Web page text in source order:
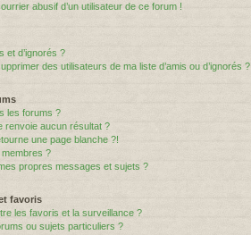
abusif d’un utilisateur de ce forum !
et d’ignorés ?
des utilisateurs de ma liste d’amis ou d’ignorés ?
les forums ?
renvoie aucun résultat ?
une page blanche ?!
?
propres messages et sujets ?
favoris
les favoris et la surveillance ?
ou sujets particuliers ?